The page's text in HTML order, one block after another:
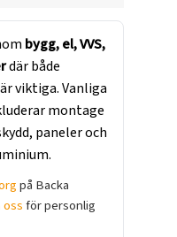
bygg, el, VVS,
där både
viktiga. Vanliga
montage
paneler och
på Backa
för personlig